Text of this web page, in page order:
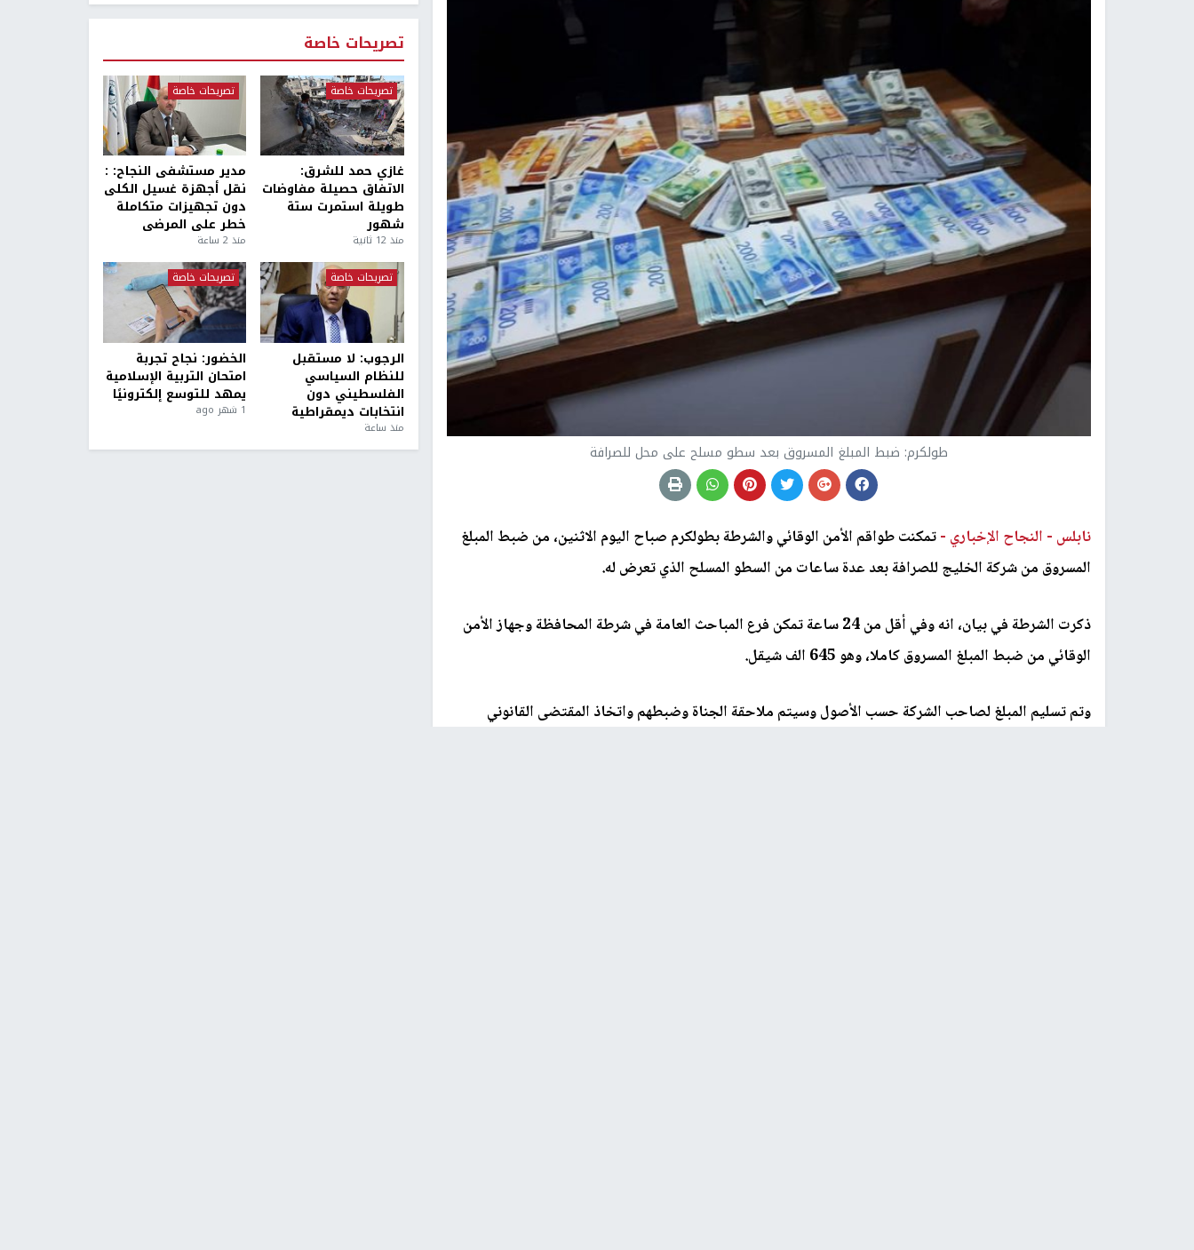
طولكرم: ضبط المبلغ المسروق بعد سطو مسلح على محل للصرافة
نابلس - النجاح الإخباري -تمكنت طواقم الأمن الوقائي والشرطة بطولكرم صباح اليوم الاثنين، من ضبط المبلغ
المسروق من شركة الخليج للصرافة بعد عدة ساعات من السطو المسلح الذي تعرض له.
ذكرت الشرطة في بيان، انه وفي أقل من 24 ساعة تمكن فرع المباحث العامة في شرطة المحافظة وجهاز الأمن
الوقائي من ضبط المبلغ المسروق كاملا، وهو 645 الف شيقل.
وتم تسليم المبلغ لصاحب الشركة حسب الأصول وسيتم ملاحقة الجناة وضبطهم واتخاذ المقتضى القانوني
تصريحات خاصة
تصريحات خاصة
غازي حمد للشرق:
الاتفاق حصيلة مفاوضات
طويلة استمرت ستة
شهور
منذ 12 ثانية
تصريحات خاصة
مدير مستشفى النجاح: :
نقل أجهزة غسيل الكلى
دون تجهيزات متكاملة
خطر على المرضى
منذ 2 ساعة
تصريحات خاصة
الرجوب: لا مستقبل
للنظام السياسي
الفلسطيني دون
انتخابات ديمقراطية
منذ ساعة
تصريحات خاصة
الخضور: نجاح تجربة
امتحان التربية الإسلامية
يمهد للتوسع إلكترونيًا
1 شهر ago